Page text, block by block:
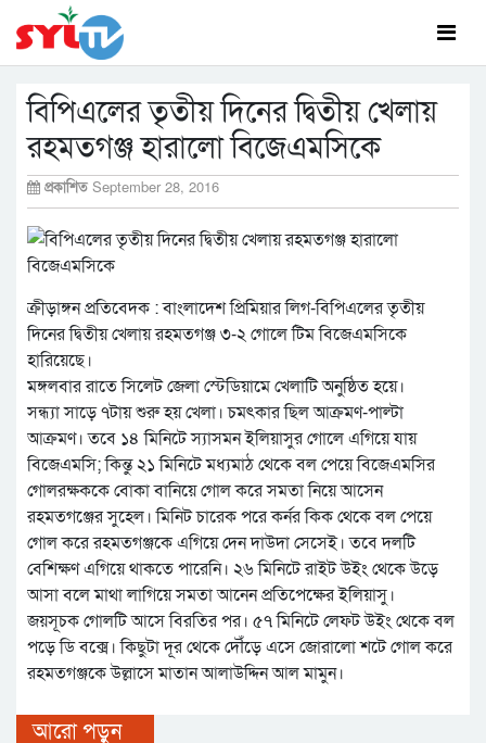
বিপিএলের তৃতীয় দিনের দ্বিতীয় খেলায়
রহমতগঞ্জ হারালো বিজেএমসিকে
প্রকাশিত September 28, 2016
ক্রীড়াঙ্গন প্রতিবেদক : বাংলাদেশ প্রিমিয়ার লিগ-বিপিএলের তৃতীয়
দিনের দ্বিতীয় খেলায় রহমতগঞ্জ ৩-২ গোলে টিম বিজেএমসিকে
হারিয়েছে।
মঙ্গলবার রাতে সিলেট জেলা স্টেডিয়ামে খেলাটি অনুষ্ঠিত হয়ে।
সন্ধ্যা সাড়ে ৭টায় শুরু হয় খেলা। চমৎকার ছিল আক্রমণ-পাল্টা
আক্রমণ। তবে ১৪ মিনিটে স্যাসমন ইলিয়াসুর গোলে এগিয়ে যায়
বিজেএমসি; কিন্তু ২১ মিনিটে মধ্যমাঠ থেকে বল পেয়ে বিজেএমসির
গোলরক্ষককে বোকা বানিয়ে গোল করে সমতা নিয়ে আসেন
রহমতগঞ্জের সুহেল। মিনিট চারেক পরে কর্নর কিক থেকে বল পেয়ে
গোল করে রহমতগঞ্জকে এগিয়ে দেন দাউদা সেসেই। তবে দলটি
বেশিক্ষণ এগিয়ে থাকতে পারেনি। ২৬ মিনিটে রাইট উইং থেকে উড়ে
আসা বলে মাথা লাগিয়ে সমতা আনেন প্রতিপেক্ষের ইলিয়াসু।
জয়সূচক গোলটি আসে বিরতির পর। ৫৭ মিনিটে লেফট উইং থেকে বল
পড়ে ডি বক্সে। কিছুটা দূর থেকে দৌঁড়ে এসে জোরালো শটে গোল করে
রহমতগঞ্জকে উল্লাসে মাতান আলাউদ্দিন আল মামুন।
আরো পড়ুন